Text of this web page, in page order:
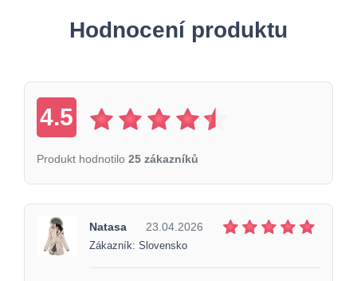
Hodnocení produktu
4.5
Produkt hodnotilo 25 zákazníků
Natasa 23.04.2026
Zákazník: Slovensko